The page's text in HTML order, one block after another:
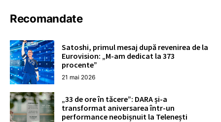
Recomandate
Satoshi, primul mesaj după revenirea de la
Eurovision: „M-am dedicat la 373
procente”
21 mai 2026
„33 de ore în tăcere”: DARA și-a
transformat aniversarea într-un
performance neobișnuit la Telenești